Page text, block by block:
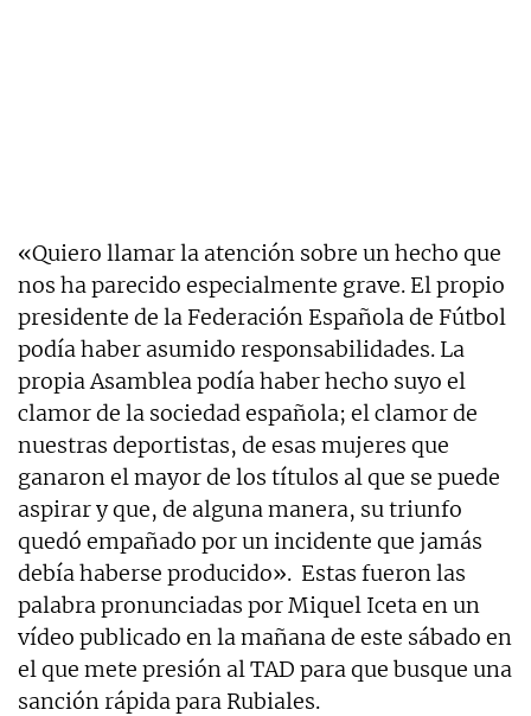
«Quiero llamar la atención sobre un hecho que
nos ha parecido especialmente grave. El propio
presidente de la Federación Española de Fútbol
podía haber asumido responsabilidades. La
propia Asamblea podía haber hecho suyo el
clamor de la sociedad española; el clamor de
nuestras deportistas, de esas mujeres que
ganaron el mayor de los títulos al que se puede
aspirar y que, de alguna manera, su triunfo
quedó empañado por un incidente que jamás
debía haberse producido». Estas fueron las
palabra pronunciadas por Miquel Iceta en un
vídeo publicado en la mañana de este sábado en
el que mete presión al TAD para que busque una
sanción rápida para Rubiales.